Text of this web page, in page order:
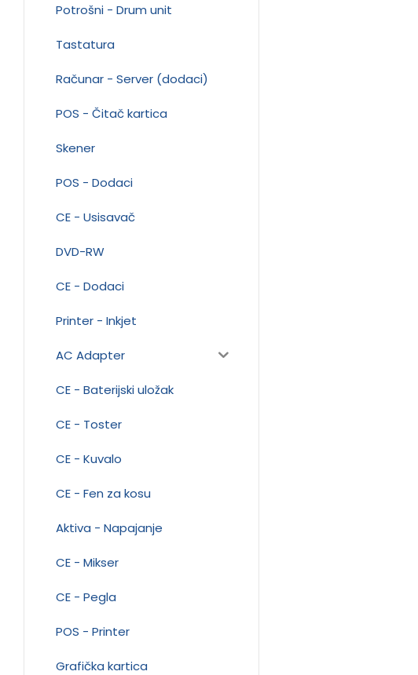
Potrošni - Drum unit
Tastatura
Računar - Server (dodaci)
POS - Čitač kartica
Skener
POS - Dodaci
CE - Usisavač
DVD-RW
CE - Dodaci
Printer - Inkjet
AC Adapter
CE - Baterijski uložak
CE - Toster
CE - Kuvalo
CE - Fen za kosu
Aktiva - Napajanje
CE - Mikser
CE - Pegla
POS - Printer
Grafička kartica